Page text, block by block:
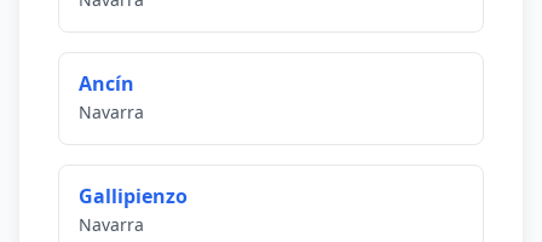
Ancín
Navarra
Gallipienzo
Navarra